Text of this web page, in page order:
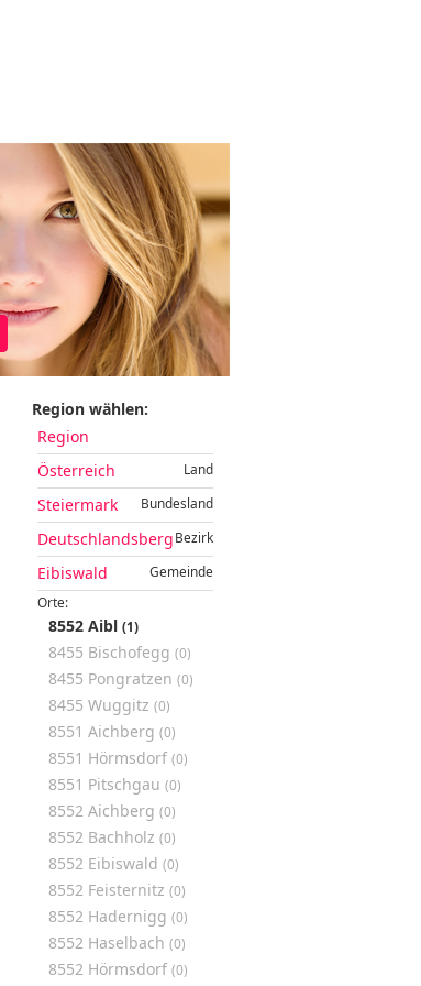
Region wählen:
Region
Land
Österreich
Bundesland
Steiermark
Bezirk
Deutschlandsberg
Gemeinde
Eibiswald
Orte:
8552 Aibl (1)
8455 Bischofegg (0)
8455 Pongratzen (0)
8455 Wuggitz (0)
8551 Aichberg (0)
8551 Hörmsdorf (0)
8551 Pitschgau (0)
8552 Aichberg (0)
8552 Bachholz (0)
8552 Eibiswald (0)
8552 Feisternitz (0)
8552 Hadernigg (0)
8552 Haselbach (0)
8552 Hörmsdorf (0)